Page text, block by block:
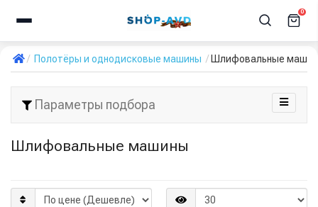
0
Полотёры и однодисковые машины Шлифовальные
Параметры подбора
Шлифовальные машины